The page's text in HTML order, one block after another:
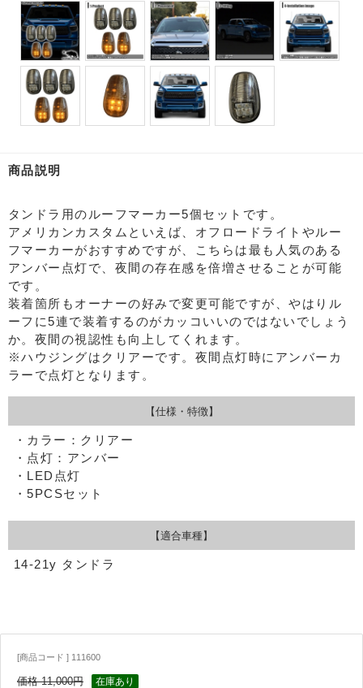
商品説明
タンドラ用のルーフマーカー5個セットです。
アメリカンカスタムといえば、オフロードライトやルー
フマーカーがおすすめですが、こちらは最も人気のある
アンバー点灯で、夜間の存在感を倍増させることが可能
です。
装着箇所もオーナーの好みで変更可能ですが、やはりル
ーフに5連で装着するのがカッコいいのではないでしょう
か。夜間の視認性も向上してくれます。
※ハウジングはクリアーです。夜間点灯時にアンバーカ
ラーで点灯となります。
【仕様・特徴】
・カラー：クリアー
・点灯：アンバー
・LED点灯
・5PCSセット
【適合車種】
14-21y タンドラ
[商品コード ] 111600
価格 11,000円 在庫あり